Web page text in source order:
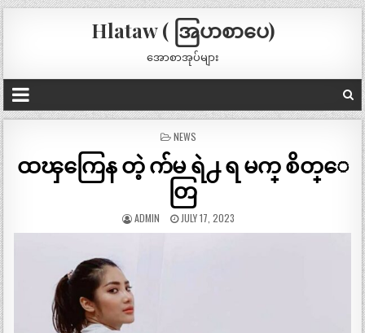
Hlataw ( အြပာစာပေ)
အောစာအုပ်များ
POSTED
NEWS
ထၾကြေန တဲ့ က်မ ရဲ႕ ရ မက္ စိတ္ေ
တြ
ADMIN JULY 17, 2023